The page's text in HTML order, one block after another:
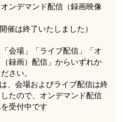
ンデマンド配信（録画映像
催は終了いたしました）
会場」「ライブ配信」「オ
録画）配信」からいずれか
さい。
、会場およびライブ配信は終
たので、オンデマンド配信
受付中です